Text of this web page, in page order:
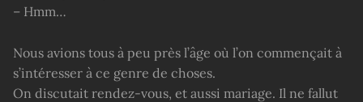
– Hmm…
Nous avions tous à peu près l’âge où l’on commençait à
s’intéresser à ce genre de choses.
On discutait rendez-vous, et aussi mariage. Il ne fallut